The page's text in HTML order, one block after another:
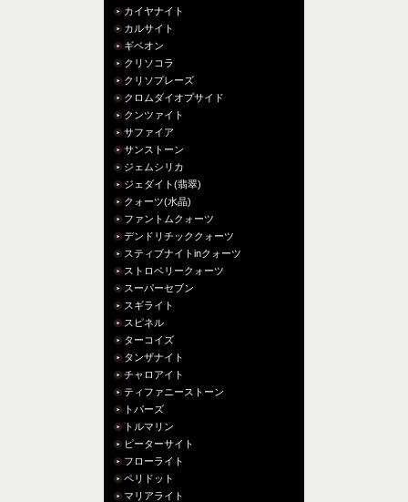
カイヤナイト
カルサイト
ギベオン
クリソコラ
クリソプレーズ
クロムダイオプサイド
クンツァイト
サファイア
サンストーン
ジェムシリカ
ジェダイト(翡翠)
クォーツ(水晶)
ファントムクォーツ
デンドリチッククォーツ
スティブナイトinクォーツ
ストロベリークォーツ
スーパーセブン
スギライト
スピネル
ターコイズ
タンザナイト
チャロアイト
ティファニーストーン
トパーズ
トルマリン
ピーターサイト
フローライト
ペリドット
マリアライト